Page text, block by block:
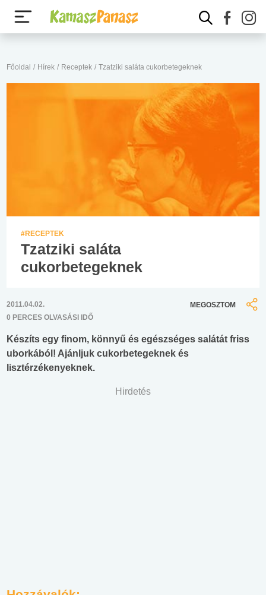
Főoldal / Hírek / Receptek / Tzatziki saláta cukorbetegeknek
#RECEPTEK
Tzatziki saláta
cukorbetegeknek
2011.04.02.
0 PERCES OLVASÁSI IDŐ
MEGOSZTOM
Készíts egy finom, könnyű és egészséges salátát friss
uborkából! Ajánljuk cukorbetegeknek és
lisztérzékenyeknek.
Hirdetés